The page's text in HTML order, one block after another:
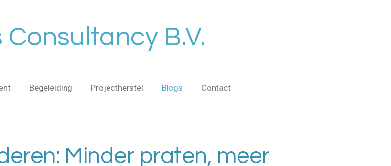
Consultancy B.V.
Begeleiding Projectherstel Blogs Contact
Minder praten, meer